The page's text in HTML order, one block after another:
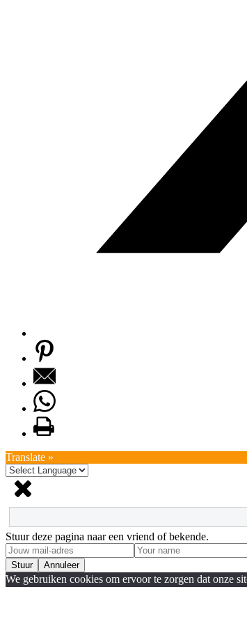
Translate »
Stuur deze pagina naar een vriend of bekende.
Stuur Annuleer
We gebruiken cookies om ervoor te zorgen dat onze